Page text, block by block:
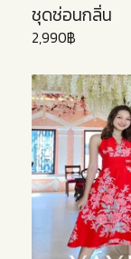
ชุดซ่อนกลิ่น
2,990฿